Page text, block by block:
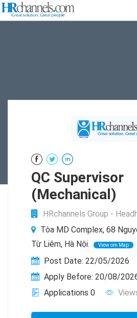
QC Supervisor
(Mechanical)
HRchannels Group -
Tòa MD Complex, 68
Từ Liêm, Hà Nội.
View om Map
Post Date: 22/05/2026
Apply Before: 20/08/
Applications 0